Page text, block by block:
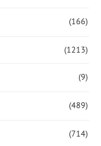
(166)
(1213)
(9)
(489)
(714)